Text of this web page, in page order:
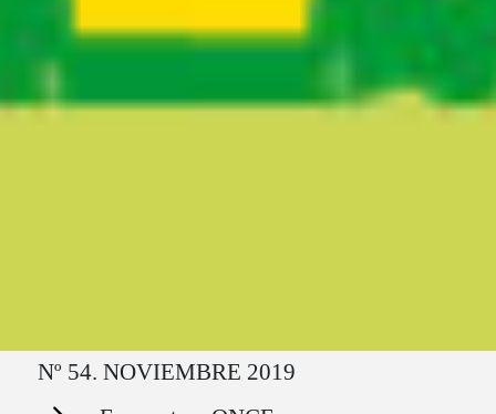
Ruta del sitio
Nº 54. NOVIEMBRE 2019
Secciones